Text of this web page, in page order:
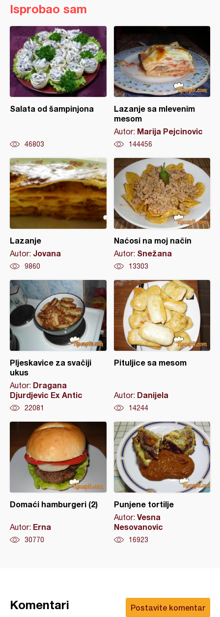
Isprobao sam
Salata od šampinjona
46803
Lazanje sa mlevenim
mesom
Autor: Marija Pejcinovic
144456
Lazanje
Autor: Jovana
9860
Naćosi na moj način
Autor: Snežana
13303
Pljeskavice za svačiji
ukus
Autor: Dragana
Djurdjevic Ex Antic
22081
Pituljice sa mesom
Autor: Danijela
14244
Domaći hamburgeri (2)
Autor: Erna
30770
Punjene tortilje
Autor: Vesna
Nesovanovic
16923
Postavite komentar
Komentari